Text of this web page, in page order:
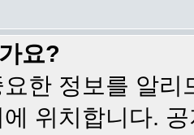
요?
한 정보를 알
위치합니다.